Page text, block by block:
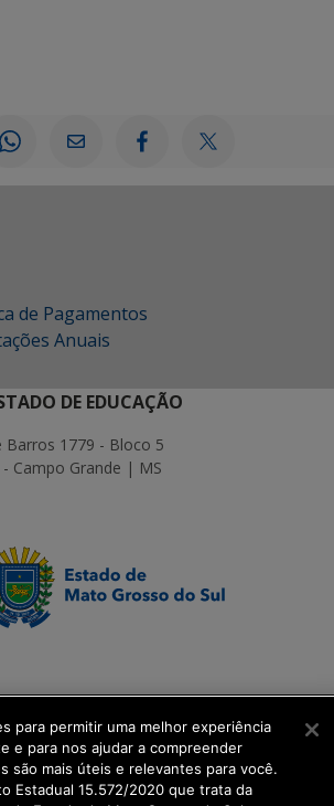
de Pagamentos
Anuais
DE EDUCAÇÃO
Barros 1779 - Bloco 5
Campo Grande | MS
para permitir uma melhor experiência
e para nos ajudar a compreender
são mais úteis e relevantes para você.
Estadual 15.572/2020 que trata da